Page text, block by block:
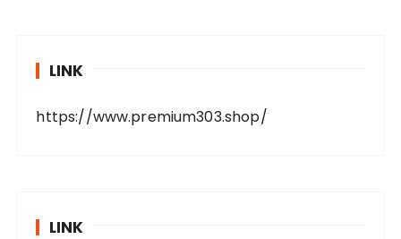
LINK
https://www.premium303.shop/
LINK